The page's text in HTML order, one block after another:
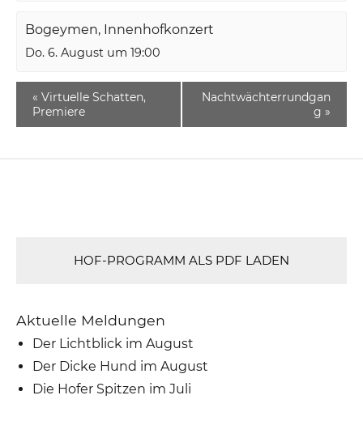
Bogeymen, Innenhofkonzert
Do. 6. August um 19:00
« Virtuelle Schatten,
Premiere
Nachtwächterrundgan
g »
HOF-PROGRAMM ALS PDF LADEN
Aktuelle Meldungen
Der Lichtblick im August
Der Dicke Hund im August
Die Hofer Spitzen im Juli